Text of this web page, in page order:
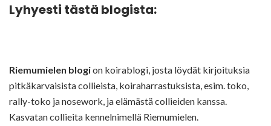
Lyhyesti tästä blogista:
Riemumielen blogion koirablogi, josta löydät kirjoituksia
pitkäkarvaisista collieista, koiraharrastuksista, esim. toko,
rally-toko ja nosework, ja elämästä collieiden kanssa.
Kasvatan collieita kennelnimellä Riemumielen.